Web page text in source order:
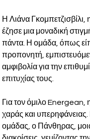
Η Λιάνα
έζησε μια μοναδική
πάντα. Η ομάδα, όπως
προπονητή,
αμφιβολία για την
επιτυχίας τους.
Για τον όμιλο Energean,
χαράς και
ομάδας, ο Πάνθηρας,